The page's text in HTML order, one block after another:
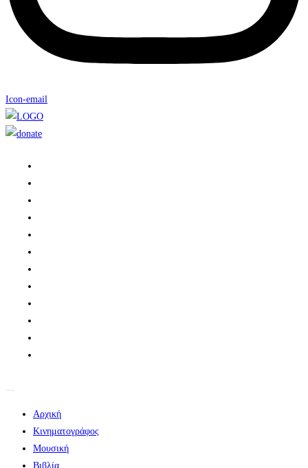
Icon-email
Αρχική
Κινηματογράφος
Μουσική
Βιβλία